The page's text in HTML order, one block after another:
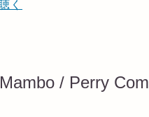
く
/ Perry